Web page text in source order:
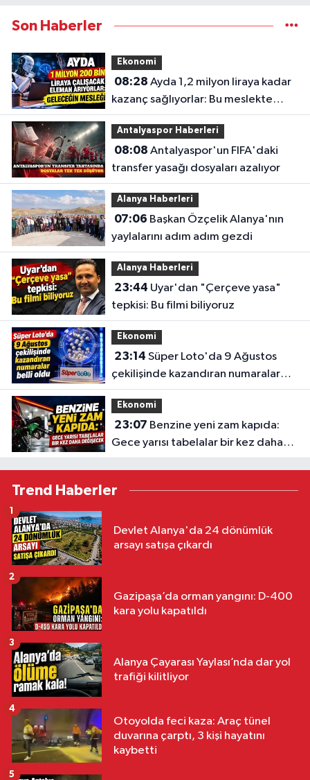
Son Haberler
Ekonomi
08:28
kazanç sağlıyorlar: Bu meslekte
eleman açığı büyüyor
Antalyaspor Haberleri
08:08
transfer yasağı dosyaları azalıyor
Alanya Haberleri
07:06
yaylalarını adım adım gezdi
Alanya Haberleri
23:44
tepkisi: Bu filmi biliyoruz
Ekonomi
23:14
çekilişinde kazandıran numaralar
belli oldu
Ekonomi
23:07
Gece yarısı tabelalar bir kez daha
değişecek
Trend Haberler
Devlet Alanya'da 24 dönümlük
arsayı satışa çıkardı
1
Gazipaşa’da orman yangını: D-400
kara yolu kapatıldı
2
Alanya Çayarası Yaylası’nda dar yol
trafiği kilitliyor
3
Otoyolda feci kaza: Araç tünel
duvarına çarptı, 3 kişi hayatını
kaybetti
4
5